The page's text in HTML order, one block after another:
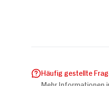
Häufig gestellte
Mehr Informationen